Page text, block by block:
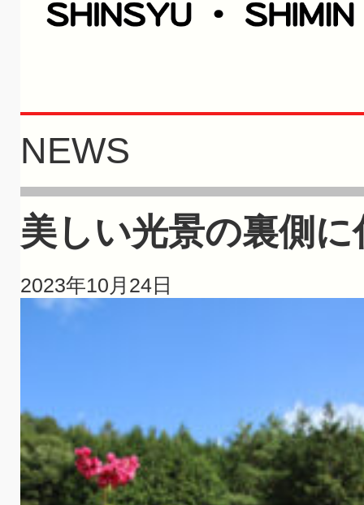
NEWS
美しい光景の裏側
2023年10月24日